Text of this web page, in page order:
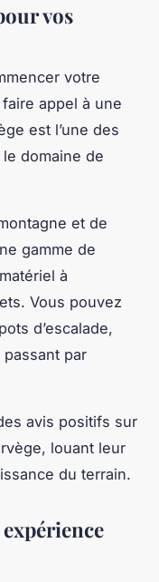
vos
votre
appel à une
est l’une des
domaine de
et de
gamme de
à
Vous pouvez
d’escalade,
par
avis positifs sur
louant leur
du terrain.